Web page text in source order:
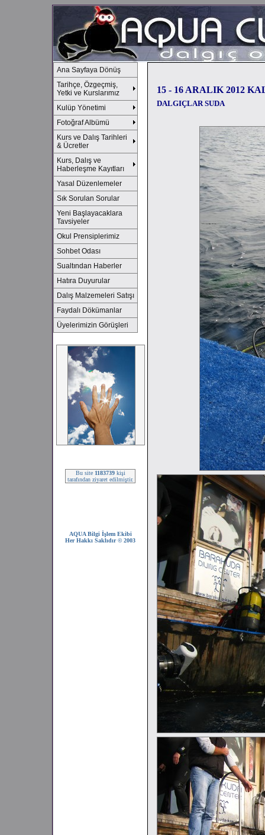
Ana Sayfaya Dönüş
Tarihçe, Özgeçmiş,
Yetki ve Kurslarımız
Kulüp Yönetimi
Fotoğraf Albümü
Kurs ve Dalış Tarihleri
& Ücretler
Kurs, Dalış ve
Haberleşme Kayıtları
Yasal Düzenlemeler
Sık Sorulan Sorular
Yeni Başlayacaklara
Tavsiyeler
Okul Prensiplerimiz
Sohbet Odası
Sualtından Haberler
Hatıra Duyurular
Dalış Malzemeleri Satışı
Faydalı Dökümanlar
Üyelerimizin Görüşleri
Bu site 1183739kişi
tarafından ziyaret edilmiştir.
AQUA Bilgi İşlem Ekibi
Her Hakkı Saklıdır © 2003
15 - 16 ARALIK 2012
DALGIÇLAR SUDA